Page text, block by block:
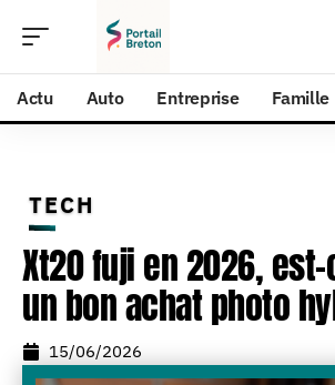
Actu Auto Entreprise Famille
TECH
Xt20 fuji en 2026,
un bon achat photo
15/06/2026